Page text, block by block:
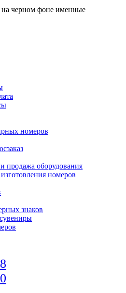
номеров
продажа оборудования
номеров
знаков